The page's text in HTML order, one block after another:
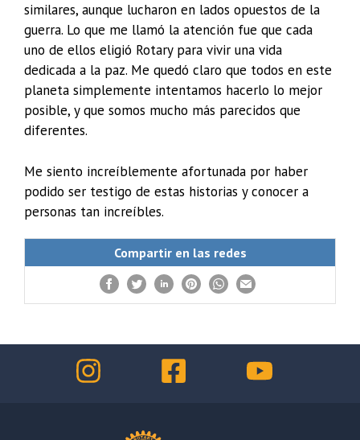
similares, aunque lucharon en lados opuestos de la
guerra. Lo que me llamó la atención fue que cada
uno de ellos eligió Rotary para vivir una vida
dedicada a la paz. Me quedó claro que todos en este
planeta simplemente intentamos hacerlo lo mejor
posible, y que somos mucho más parecidos que
diferentes.
Me siento increíblemente afortunada por haber
podido ser testigo de estas historias y conocer a
personas tan increíbles.
Compartir en las redes